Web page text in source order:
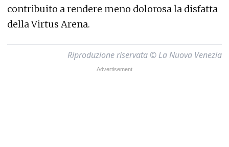
contribuito a rendere meno dolorosa la disfatta
della Virtus Arena.
Riproduzione riservata © La Nuova Venezia